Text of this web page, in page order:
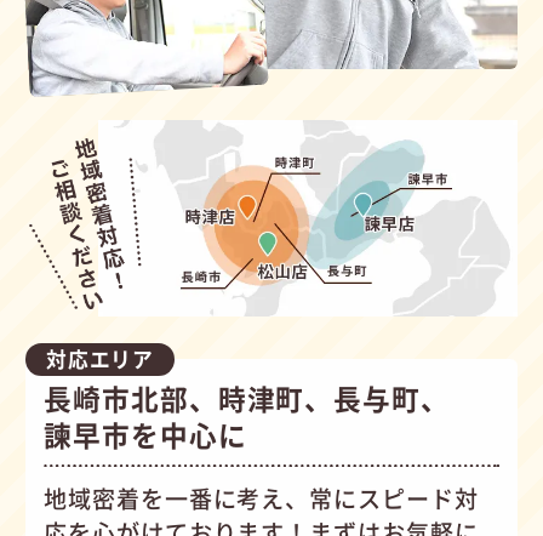
対応エリア
長崎市北部、時津町、長与町、
諫早市を中心に
地域密着を一番に考え、常にスピード対